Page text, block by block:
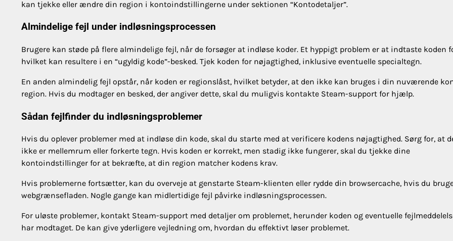
kan tjekke eller ændre din region i kontoindstillingerne under sektionen “Kontodetaljer”.
Almindelige fejl under indløsningsprocessen
Brugere kan støde på flere almindelige fejl, når de forsøger at indløse koder. Et hyppigt problem er at indtaste koden
hvilket kan resultere i en “ugyldig kode”-besked. Tjek koden for nøjagtighed, inklusive eventuelle specialtegn.
En anden almindelig fejl opstår, når koden er regionslåst, hvilket betyder, at den ikke kan bruges i din nuværende
region. Hvis du modtager en besked, der angiver dette, skal du muligvis kontakte Steam-support for hjælp.
Sådan fejlfinder du indløsningsproblemer
Hvis du oplever problemer med at indløse din kode, skal du starte med at verificere kodens nøjagtighed. Sørg for, at
ikke er mellemrum eller forkerte tegn. Hvis koden er korrekt, men stadig ikke fungerer, skal du tjekke dine
kontoindstillinger for at bekræfte, at din region matcher kodens krav.
Hvis problemerne fortsætter, kan du overveje at genstarte Steam-klienten eller rydde din browsercache, hvis du
webgrænsefladen. Nogle gange kan midlertidige fejl påvirke indløsningsprocessen.
For uløste problemer, kontakt Steam-support med detaljer om problemet, herunder koden og eventuelle
har modtaget. De kan give yderligere vejledning om, hvordan du effektivt løser problemet.